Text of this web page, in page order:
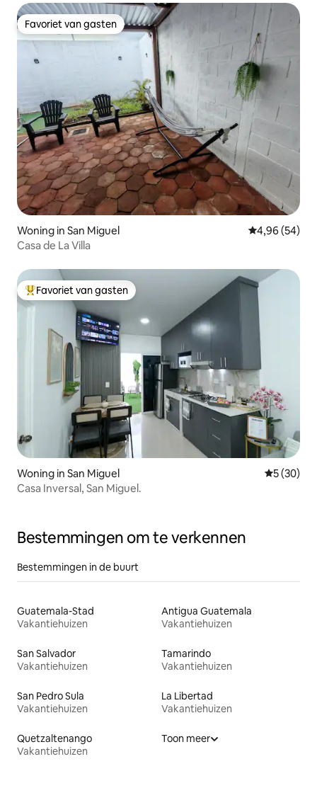
Favoriet van gasten
Favoriet van gasten
Woning in San Miguel Gemiddelde
4,96 (54)
Casa de La Villa
Topfavoriet van gasten
Favoriet van gasten
Woning in San Miguel
5 (30)
Casa Inversal, San Miguel.
Bestemmingen om te verkennen
Bestemmingen in de buurt
Guatemala-Stad
Vakantiehuizen
Antigua Guatemala
Vakantiehuizen
San Salvador
Vakantiehuizen
Tamarindo
Vakantiehuizen
San Pedro Sula
Vakantiehuizen
La Libertad
Vakantiehuizen
Quetzaltenango
Vakantiehuizen
Toon meer